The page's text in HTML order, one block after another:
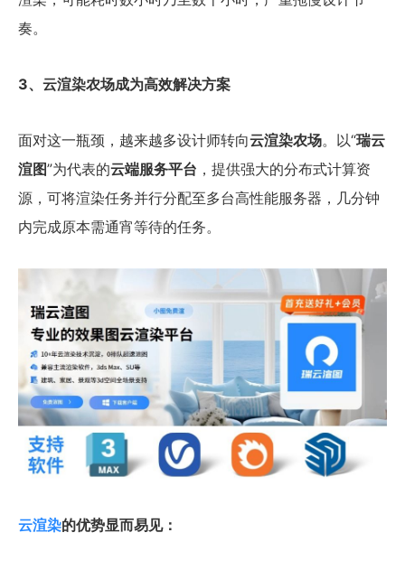
奏。
3、云渲染农场成为高效解决方案
面对这一瓶颈，越来越多设计师转向云渲染农场。以“瑞云
渲图”为代表的云端服务平台 ，提供强大的分布式计算资
源，可将渲染任务并行分配至多台高性能服务器，几分钟
内完成原本需通宵等待的任务。
云渲染的优势显而易见：